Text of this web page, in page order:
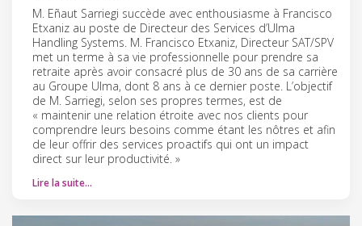
M. Eñaut Sarriegi succède avec enthousiasme à Francisco
Etxaniz au poste de Directeur des Services d’Ulma
Handling Systems. M. Francisco Etxaniz, Directeur SAT/SPV
met un terme à sa vie professionnelle pour prendre sa
retraite après avoir consacré plus de 30 ans de sa carrière
au Groupe Ulma, dont 8 ans à ce dernier poste. L’objectif
de M. Sarriegi, selon ses propres termes, est de
« maintenir une relation étroite avec nos clients pour
comprendre leurs besoins comme étant les nôtres et afin
de leur offrir des services proactifs qui ont un impact
direct sur leur productivité. »
Lire la suite…